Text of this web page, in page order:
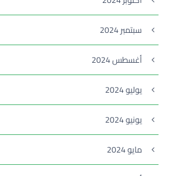
سبتمبر 2024
أغسطس 2024
يوليو 2024
يونيو 2024
مايو 2024